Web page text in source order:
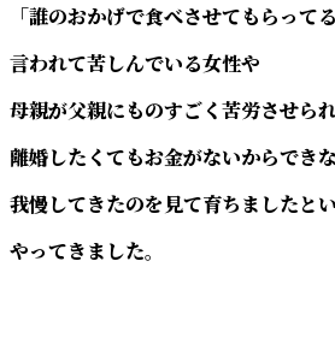
「誰のおかげで食べさせてもらって
言われて苦しんでいる女性や
母親が父親にものすごく苦労させら
離婚したくてもお金がないからでき
我慢してきたのを見て育ちましたと
やってきました。